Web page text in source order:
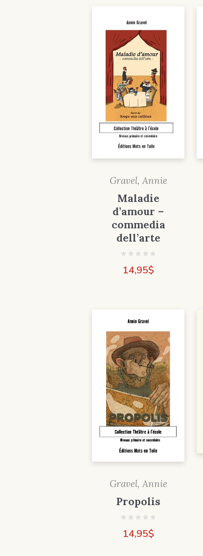
Gravel, Annie
Maladie
d’amour –
commedia
dell’arte
14,95$
Gravel, Annie
Propolis
14,95$